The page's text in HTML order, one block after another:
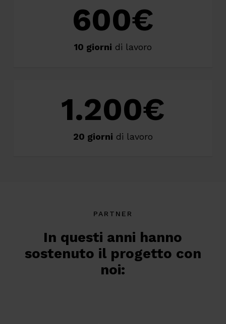
600€
10 giorni di lavoro
1.200€
20 giorni di lavoro
PARTNER
In questi anni hanno
sostenuto il progetto con
noi: